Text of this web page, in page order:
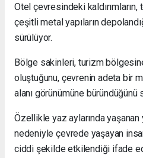
Otel çevresindeki
çeşitli metal yapıların
sürülüyor.
Bölge sakinleri, turizm
oluştuğunu, çevrenin adeta bir
alanı görünümüne büründüğünü
Özellikle yaz aylarında
nedeniyle çevrede yaşayan
ciddi şekilde etkilendiği ifade